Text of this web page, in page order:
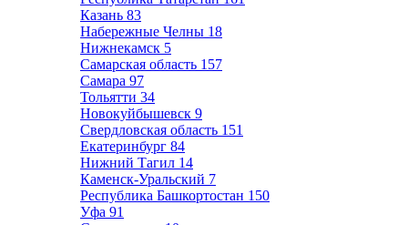
Казань 83
Набережные Челны 18
Нижнекамск 5
Самарская область 157
Самара 97
Тольятти 34
Новокуйбышевск 9
Свердловская область 151
Екатеринбург 84
Нижний Тагил 14
Каменск-Уральский 7
Республика Башкортостан 150
Уфа 91